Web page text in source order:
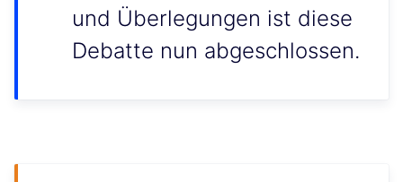
und Überlegungen ist diese
Debatte nun abgeschlossen.